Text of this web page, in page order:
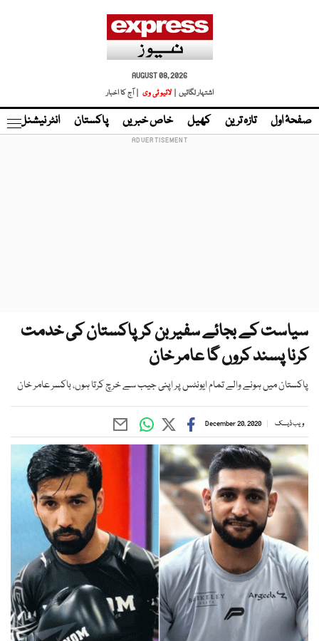
AUGUST 08, 2026
اشتہار لگائیں |
لائیو ٹی وی | آج کا اخبار
صفحۂ اول تازہ ترین کھیل خاص خبریں پاکستان انٹر نیشنل
سیاست کے بجائے سفیر بن کرپاکستان کی خدمت
کرنا پسند کروں گا عامر خان
پاکستان میں ہونے والے تمام ایونٹس پر اپنی جیب سے خرچ کرتا ہوں، باکسر عامر خان
ویب ڈیسک December 20, 2020